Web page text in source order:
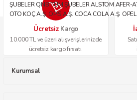
ŞUBELER QNB TÜM ŞUBELER ALSTOM AFER-
OTO KOÇ A.Ş. OPİS A.Ş. COCA COLA A.Ş.
Ücretsiz Kargo
10.000 TL ve üzeri alışverişlerinizde
ücretsiz kargo fırsatı.
Kurumsal